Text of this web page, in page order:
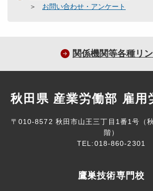
お問い合わせ・アンケート
関係機関等各種リ
秋田県 産業労働部 雇用
〒010-8572 秋田市山王三丁目1番1号（
階）
TEL:018-860-2301
鷹巣技術専門校